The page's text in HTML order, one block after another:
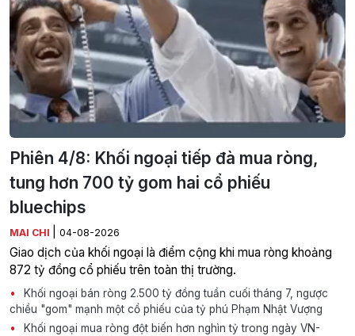
Phiên 4/8: Khối ngoại tiếp đà mua ròng,
tung hơn 700 tỷ gom hai cổ phiếu
bluechips
MAI CHI 04-08-2026
Giao dịch của khối ngoại là điểm cộng khi mua ròng khoảng
872 tỷ đồng cổ phiếu trên toàn thị trường.
Khối ngoại bán ròng 2.500 tỷ đồng tuần cuối tháng 7, ngược
chiều "gom" mạnh một cổ phiếu của tỷ phú Phạm Nhật Vượng
Khối ngoại mua ròng đột biến hơn nghìn tỷ trong ngày VN-